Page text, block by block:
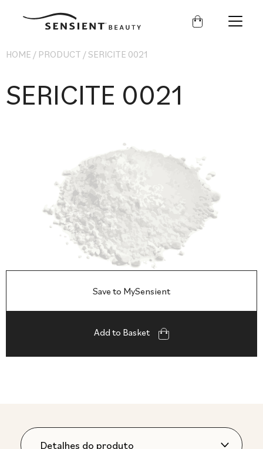
Sensient
HOME / PRODUCT /SERICITE 0021
SERICITE 0021
Save to MySensient
Add to Basket